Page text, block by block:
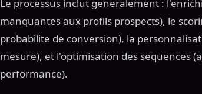
Le processus inclut generalement :
manquantes aux profils prospects), le
probabilite de conversion), la
mesure), et l'optimisation des sequences
performance).